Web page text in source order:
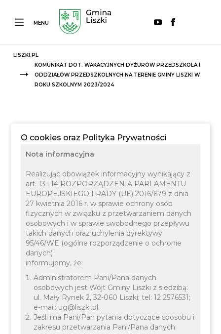
MENU
LISZKI.PL
KOMUNIKAT DOT. WAKACYJNYCH DYŻURÓW PRZEDSZKOLA I
ODDZIAŁÓW PRZEDSZKOLNYCH NA TERENIE GMINY LISZKI W
ROKU SZKOLNYM 2023/2024
30 KWIETNIA 2024 INFORMACJE OŚWIATA
O cookies oraz Polityka Prywatności
Nota informacyjna
Realizując obowiązek informacyjny wynikający z
art. 13 i 14 ROZPORZĄDZENIA PARLAMENTU
EUROPEJSKIEGO I RADY (UE) 2016/679 z dnia
27 kwietnia 2016 r. w sprawie ochrony osób
fizycznych w związku z przetwarzaniem danych
osobowych i w sprawie swobodnego przepływu
takich danych oraz uchylenia dyrektywy
95/46/WE (ogólne rozporządzenie o ochronie
danych)
informujemy, że:
Administratorem Pani/Pana danych
osobowych jest Wójt Gminy Liszki z siedzibą:
ul. Mały Rynek 2, 32-060 Liszki; tel: 12 2576531;
e-mail: ug@liszki.pl.
Jeśli ma Pani/Pan pytania dotyczące sposobu i
zakresu przetwarzania Pani/Pana danych